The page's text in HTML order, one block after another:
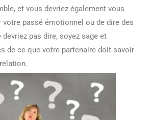
et vous devriez également vous
votre passé émotionnel ou de dire des
pas dire, soyez sage et
de ce que votre partenaire doit savoir